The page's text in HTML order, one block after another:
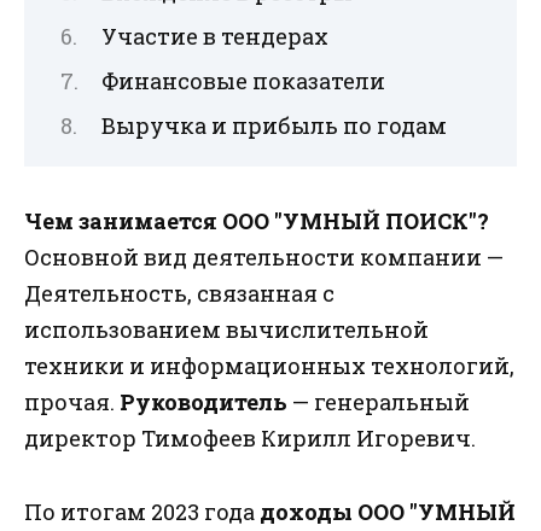
Участие в тендерах
Финансовые показатели
Выручка и прибыль по годам
Чем занимается ООО "УМНЫЙ ПОИСК"?
Основной вид деятельности компании —
Деятельность, связанная с
использованием вычислительной
техники и информационных технологий,
прочая. Руководитель — генеральный
директор Тимофеев Кирилл Игоревич.
По итогам 2023 года доходы ООО "УМНЫЙ